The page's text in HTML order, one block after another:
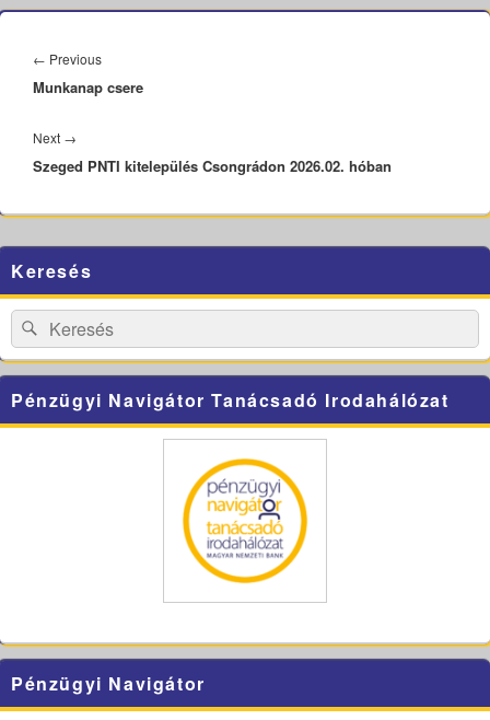
navigáció
← PreviousPrevious
post:
Munkanap csere
Next →
post:
Szeged PNTI kitelepülés Csongrádon 2026.02. hóban
Sidebar
Widget
Area
Keresés
Search
for:
Search
Pénzügyi Navigátor Tanácsadó Irodahálózat
Pénzügyi Navigátor